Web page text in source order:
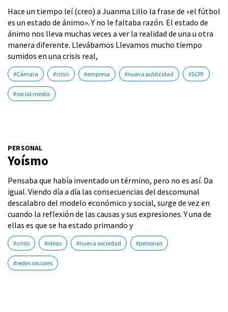
Hace un tiempo leí (creo) a Juanma Lillo la frase de «el fútbol
es un estado de ánimo». Y no le faltaba razón. El estado de
ánimo nos lleva muchas veces a ver la realidad de una u otra
manera diferente. Llevábamos Llevamos mucho tiempo
sumidos en una crisis real,
#Cámara #crisis #empresa #nueva publicidad #SCPF
#social media
PERSONAL
Yoísmo
Pensaba que había inventado un término, pero no es así. Da
igual. Viendo día a día las consecuencias del descomunal
descalabro del modelo económico y social, surge de vez en
cuando la reflexión de las causas y sus expresiones. Y una de
ellas es que se ha estado primando y
#crisis #ideas #nueva sociedad #personas
#redes sociales